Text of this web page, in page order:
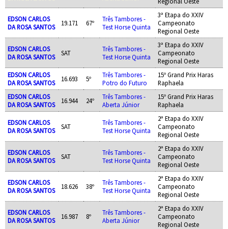
EDSON CARLOS
DA ROSA SANTOS
19.171 67º
Três Tambores -
Test Horse Quinta
3ª Etapa do XXIV
Campeonato
Regional Oeste
EDSON CARLOS
DA ROSA SANTOS
SAT
Três Tambores -
Test Horse Quinta
3ª Etapa do XXIV
Campeonato
Regional Oeste
EDSON CARLOS
DA ROSA SANTOS
16.693 5º
Três Tambores -
Potro do Futuro
15º Grand Prix Haras
Raphaela
EDSON CARLOS
DA ROSA SANTOS
16.944 24º
Três Tambores -
Aberta Júnior
15º Grand Prix Haras
Raphaela
EDSON CARLOS
DA ROSA SANTOS
SAT
Três Tambores -
Test Horse Quinta
2ª Etapa do XXIV
Campeonato
Regional Oeste
EDSON CARLOS
DA ROSA SANTOS
SAT
Três Tambores -
Test Horse Quinta
2ª Etapa do XXIV
Campeonato
Regional Oeste
EDSON CARLOS
DA ROSA SANTOS
18.626 38º
Três Tambores -
Test Horse Quinta
2ª Etapa do XXIV
Campeonato
Regional Oeste
EDSON CARLOS
DA ROSA SANTOS
16.987 8º
Três Tambores -
Aberta Júnior
2ª Etapa do XXIV
Campeonato
Regional Oeste